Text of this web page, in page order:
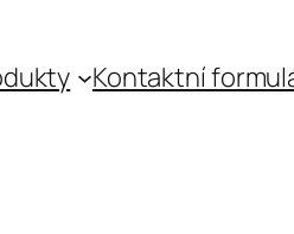
Kontaktní